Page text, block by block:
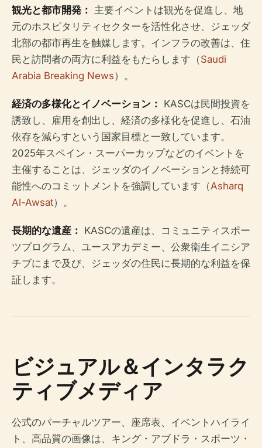
観光と都市開発： 主要イベントは観光を促進し、地
元のホスピタリティセクターを活性化させ、ジェッダ
北部の都市再生を触媒します。インフラの改善は、住
民と訪問者の両方に利益をもたらします（Saudi
Arabia Breaking News）。
経済の多様化とイノベーション： KASCは民間投資を
誘致し、雇用を創出し、経済の多様化を促進し、石油
依存を減らすという国家目標と一致しています。
2025年スペイン・スーパーカップなどのイベントを
主催することは、ジェッダのイノベーションと持続可
能性へのコミットメントを強調しています（Asharq
Al-Awsat）。
長期的な遺産： KASCの遺産は、コミュニティスポー
ツプログラム、ユースアカデミー、公衆衛生イニシア
チブにまで及び、ジェッダの住民に長期的な利益を保
証します。
ビジュアル＆インタラク
ティブメディア
公式のバーチャルツアー、座席表、イベントハイライ
ト、高品質の画像は、キング・アブドラ・スポーツ・